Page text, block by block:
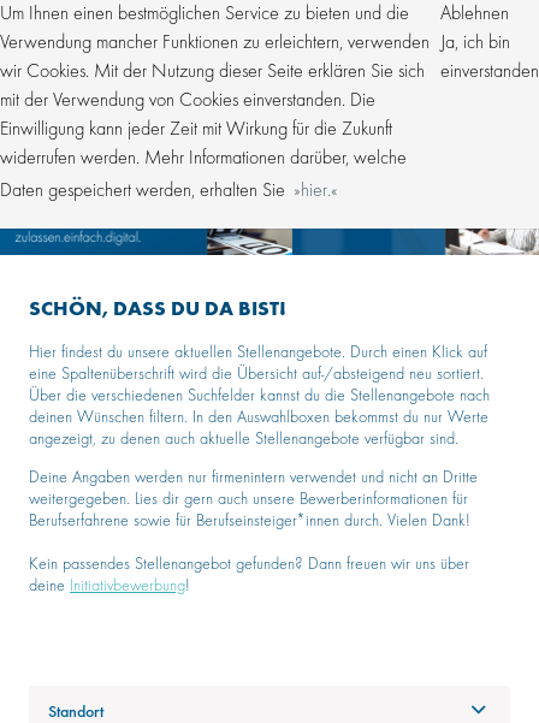
Um Ihnen einen bestmöglichen Service zu bieten und die
Verwendung mancher Funktionen zu erleichtern, verwenden
wir Cookies. Mit der Nutzung dieser Seite erklären Sie sich
mit der Verwendung von Cookies einverstanden. Die
Einwilligung kann jeder Zeit mit Wirkung für die Zukunft
widerrufen werden. Mehr Informationen darüber, welche
Daten gespeichert werden, erhalten Sie
hier.
Ablehnen
Ja, ich bin
einverstanden
SCHÖN, DASS DU DA BIST!
Hier findest du unsere aktuellen Stellenangebote. Durch einen Klick auf
eine Spaltenüberschrift wird die Übersicht auf-/absteigend neu sortiert.
Über die verschiedenen Suchfelder kannst du die Stellenangebote nach
deinen Wünschen filtern. In den Auswahlboxen bekommst du nur Werte
angezeigt, zu denen auch aktuelle Stellenangebote verfügbar sind.
Deine Angaben werden nur firmenintern verwendet und nicht an Dritte
weitergegeben. Lies dir gern auch unsere Bewerberinformationen für
Berufserfahrene sowie für Berufseinsteiger*innen durch. Vielen Dank!
Kein passendes Stellenangebot gefunden? Dann freuen wir uns über
deine
Initiativbewerbung!
Standort